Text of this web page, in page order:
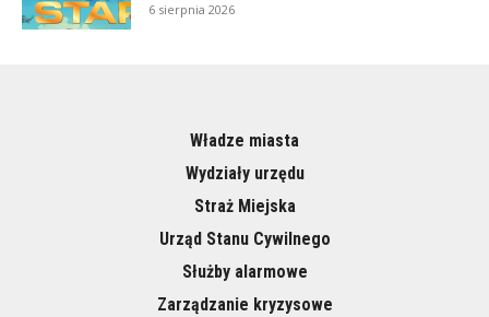
6 sierpnia 2026
Władze miasta
Wydziały urzędu
Straż Miejska
Urząd Stanu Cywilnego
Służby alarmowe
Zarządzanie kryzysowe